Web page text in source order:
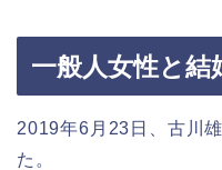
一般人女性と結
2019年6月23日、古川
た。